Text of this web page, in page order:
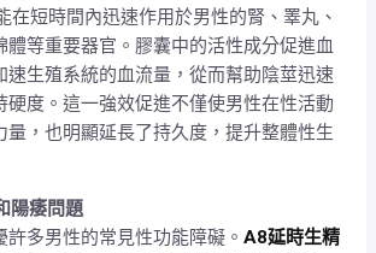
在短時間內迅速作用於男性的腎、睪丸、
體等重要器官。膠囊中的活性成分促進血
速生殖系統的血流量，從而幫助陰莖迅速
硬度。這一強效促進不僅使男性在性活動
量，也明顯延長了持久度，提升整體性生
陽痿問題
許多男性的常見性功能障礙。A8延時生精